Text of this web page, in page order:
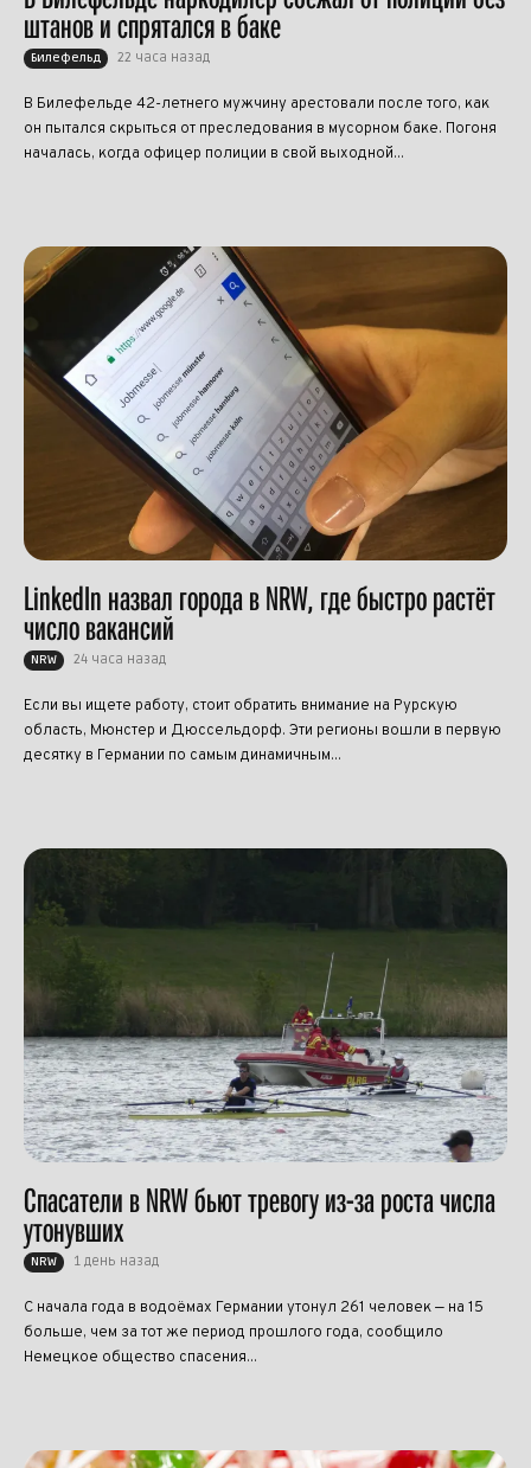
штанов и спрятался в баке
Билефельд 22 часа назад
В Билефельде 42-летнего мужчину арестовали после того, как
он пытался скрыться от преследования в мусорном баке. Погоня
началась, когда офицер полиции в свой выходной...
LinkedIn назвал города в NRW, где быстро растёт
число вакансий
NRW 24 часа назад
Если вы ищете работу, стоит обратить внимание на Рурскую
область, Мюнстер и Дюссельдорф. Эти регионы вошли в первую
десятку в Германии по самым динамичным...
Спасатели в NRW бьют тревогу из-за роста числа
утонувших
NRW 1 день назад
С начала года в водоёмах Германии утонул 261 человек — на 15
больше, чем за тот же период прошлого года, сообщило
Немецкое общество спасения...